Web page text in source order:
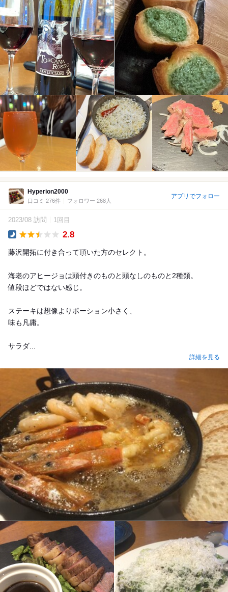
Hyperion2000
口コミ 276件 フォロワー 268人
アプリでフォロー
2023/08 訪問 1回目
2.8
藤沢開拓に付き合って頂いた方のセレクト。
海老のアヒージョは頭付きのものと頭なしのものと2種類。
値段ほどではない感じ。
ステーキは想像よりポーション小さく、
味も凡庸。
サラダ...
詳細を見る